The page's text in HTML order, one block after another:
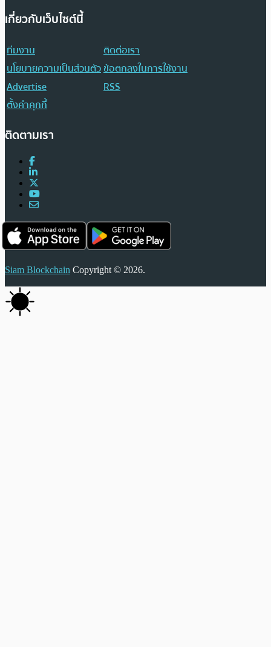
เกี่ยวกับเว็บไซต์นี้
ทีมงาน
ติดต่อเรา
นโยบายความเป็นส่วนตัวข้อตกลงในการใช้งาน
Advertise
RSS
ตั้งค่าคุกกี้
ติดตามเรา
Siam Blockchain Copyright © 2026.